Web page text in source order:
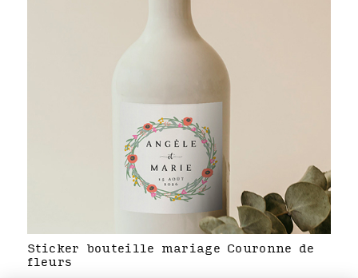
Sticker bouteille mariage Couronne de
fleurs